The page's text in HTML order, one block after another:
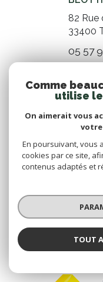
82 Rue
33400
05 57
Comme
utilise
On aimerait vous
En poursuivant, vous
cookies par ce site,
contenus adaptés et
TOUT